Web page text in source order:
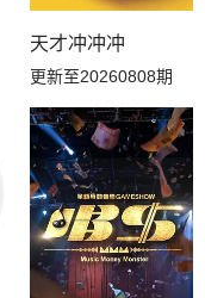
天才冲冲冲
更新至20260808期